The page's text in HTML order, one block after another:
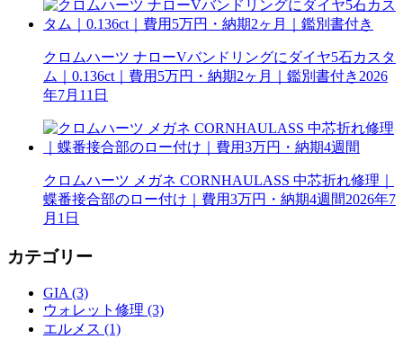
クロムハーツ ナローVバンドリングにダイヤ5石カスタ
ム｜0.136ct｜費用5万円・納期2ヶ月｜鑑別書付き 2026
年7月11日
クロムハーツ メガネ CORNHAULASS 中芯折れ修理｜
蝶番接合部のロー付け｜費用3万円・納期4週間2026年7
月1日
カテゴリー
GIA (3)
ウォレット修理 (3)
エルメス (1)